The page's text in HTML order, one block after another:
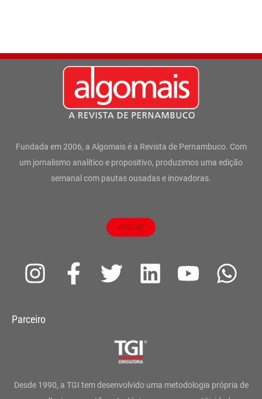
Fundada em 2006, a Algomais é a Revista de Pernambuco. Com
um jornalismo analítico e propositivo, produzimos uma edição
semanal com pautas ousadas e inovadoras.
ASSINE
I
s
g
F
a
o
T
t
e
L
d
Y
b
W
a
Parceiro
Desde 1990, a TGI tem desenvolvido uma metodologia própria de